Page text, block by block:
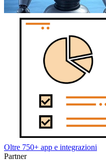
Oltre 750+ app e integrazioni
Partner